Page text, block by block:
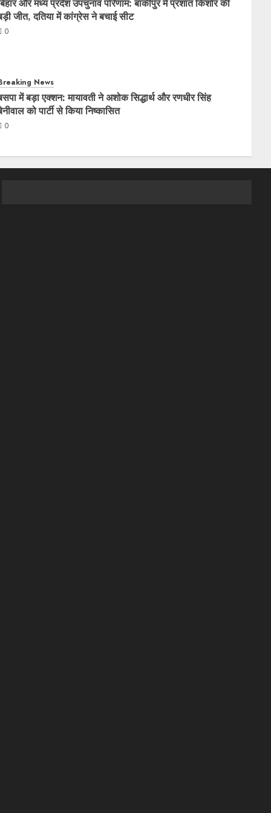
और मध्य प्रदेश उपचुनाव परिणाम: बांकीपुर में प्रशांत किशोर की
जीत, दतिया में कांग्रेस ने बचाई सीट
0
News
में बड़ा एक्शन: मायावती ने अशोक सिद्धार्थ और रणधीर सिंह
को पार्टी से किया निष्कासित
0